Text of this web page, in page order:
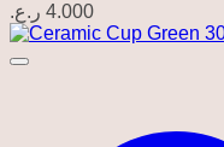
4.000 ر.ع.